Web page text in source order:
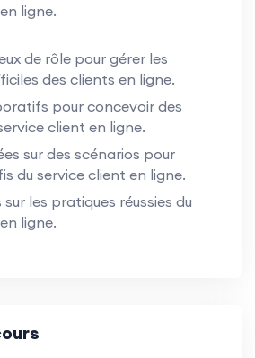
ligne.
de rôle pour gérer les
des clients en ligne.
pour concevoir des
client en ligne.
sur des scénarios pour
du service client en ligne.
sur les pratiques réussies du
ligne.